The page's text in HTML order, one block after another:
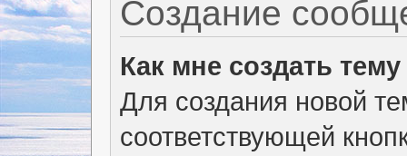
Создание
Как мне создать
Для создания новой
соответствующей